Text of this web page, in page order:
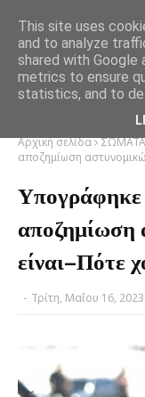
Αρχική σελίδα
αποζημίωση
Υπογράφηκε
αποζημίωση
είναι–Πότε
- Τρίτη, Μαΐου 16, 2023
This site uses
and to analyze
shared with Google
metrics to ensure
statistics, and to